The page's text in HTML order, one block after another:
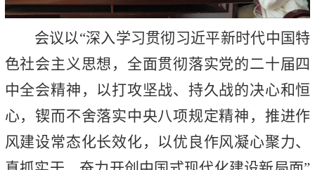
会议以“深入学习贯彻习近平新时代中国特
色社会主义思想，全面贯彻落实党的二十届四
中全会精神，以打攻坚战、持久战的决心和恒
心，锲而不舍落实中央八项规定精神，推进作
风建设常态化长效化，以优良作风凝心聚力、